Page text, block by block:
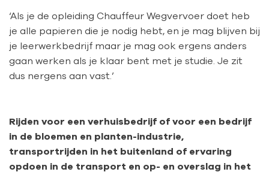
‘Als je de opleiding Chauffeur Wegvervoer doet heb
je alle papieren die je nodig hebt, en je mag blijven bij
je leerwerkbedrijf maar je mag ook ergens anders
gaan werken als je klaar bent met je studie. Je zit
dus nergens aan vast.’
Rijden voor een verhuisbedrijf of voor een bedrijf
in de bloemen en planten-industrie,
transportrijden in het buitenland of ervaring
opdoen in de transport en op- en overslag in het